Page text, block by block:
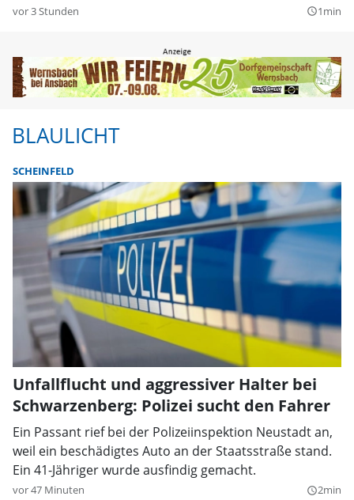
vor 3 Stunden query_builder1min
BLAULICHT
SCHEINFELD
Unfallflucht und aggressiver Halter bei
Schwarzenberg: Polizei sucht den Fahrer
Ein Passant rief bei der Polizeiinspektion Neustadt an,
weil ein beschädigtes Auto an der Staatsstraße stand.
Ein 41-Jähriger wurde ausfindig gemacht.
vor 47 Minuten query_builder2min